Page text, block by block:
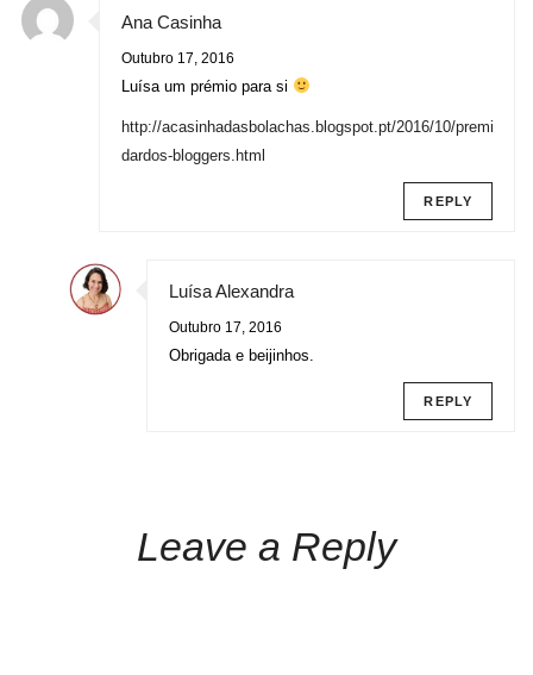
Ana Casinha
Outubro 17, 2016
Luísa um prémio para si
http://acasinhadasbolachas.blogspot.pt/2016/10/premio-
dardos-bloggers.html
REPLY
Luísa Alexandra
Outubro 17, 2016
Obrigada e beijinhos.
REPLY
Leave a Reply